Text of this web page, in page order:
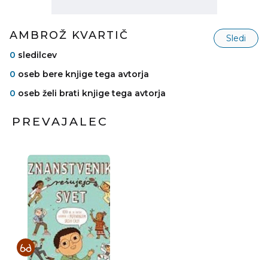
AMBROŽ KVARTIČ
Sledi
0 sledilcev
0 oseb bere knjige tega avtorja
0 oseb želi brati knjige tega avtorja
PREVAJALEC